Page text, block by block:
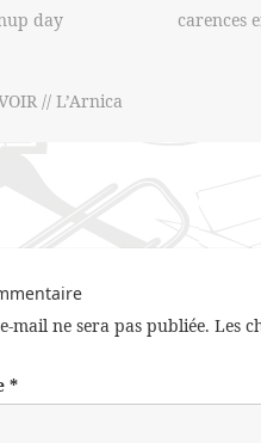
day
carences
// L’Arnica
mail ne sera pas publiée. Les
*